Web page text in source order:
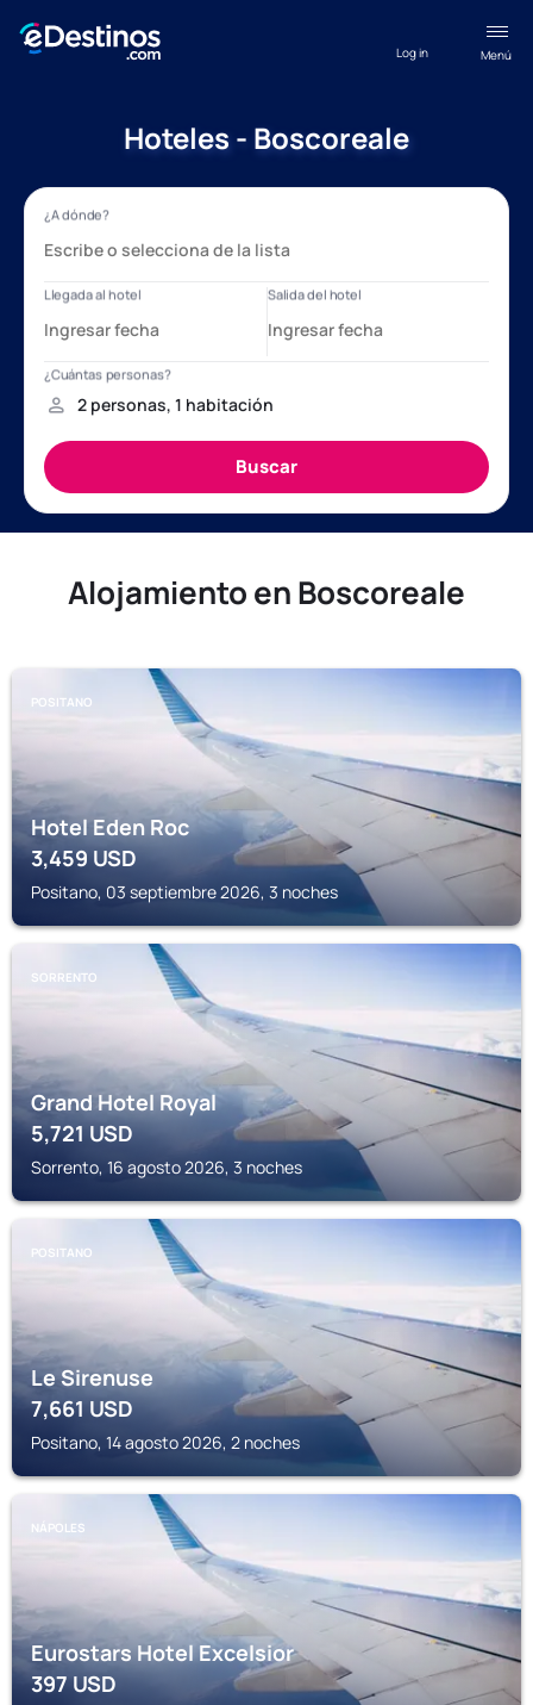
Menú
Log in
Hoteles - Boscoreale
Alojamiento en Boscoreale
POSITANO
Hotel Eden Roc
3,459 USD
Positano, 03 septiembre 2026, 3 noches
SORRENTO
Grand Hotel Royal
5,721USD
Sorrento, 16 agosto 2026, 3 noches
POSITANO
Le Sirenuse
7,661USD
Positano, 14 agosto 2026, 2 noches
NÁPOLES
Eurostars Hotel Excelsior
397USD